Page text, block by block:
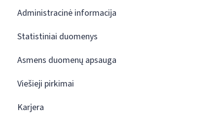
Administracinė informacija
Statistiniai duomenys
Asmens duomenų apsauga
Viešieji pirkimai
Karjera